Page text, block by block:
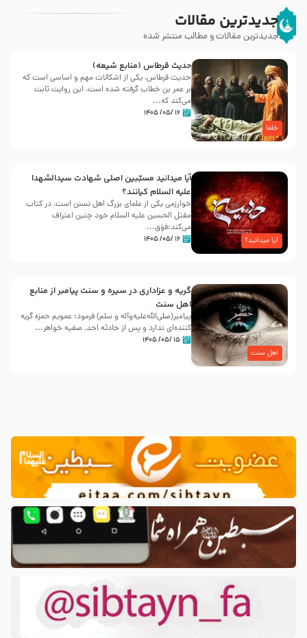
جدیدترین مقالات
جدیدترین مقالات و مطالب منتشر شده
خلفا
حدیث قرطاس (منابع شیعه)
حدیث قرطاس، یکی از اشکالات مهم و اساسی است که
بر عمر بن خطاب گرفته شده است، این روایت ثابت
می‌کند که...
۱۶ /۰۵/ ۱۴۰۵
آیا میدانید؟
آیا میدانید مسبّبین اصلی شهادت سیدالشهدا
علیه ‌السلام کیانند؟
خوارزمی یکی از علمای بزرگ اهل تسنن است، در کتاب
مقتل الحسین علیه ‌السلام خود چنین اعتراف
می‌کند:فوَق...
۱۶ /۰۵/ ۱۴۰۵
اهل سنت
گریه و عزاداری در سیره و سنت پیامبر از منابع
اهل سنت
پیامبر(صلی‌الله‌علیه‌وآله و سلم) فرمود: عمویم حمزه گریه
کننده‌ای ندارد و پس از حادثه احد، صفیه خواهر...
۱۵ /۰۵/ ۱۴۰۵